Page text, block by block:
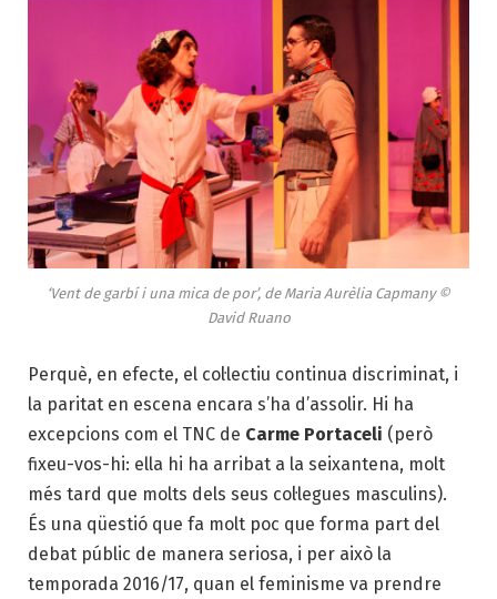
‘Vent de garbí i una mica de por’, de Maria Aurèlia Capmany ©
David Ruano
Perquè, en efecte, el col·lectiu continua discriminat, i
la paritat en escena encara s’ha d’assolir. Hi ha
excepcions com el TNC de Carme Portaceli (però
fixeu-vos-hi: ella hi ha arribat a la seixantena, molt
més tard que molts dels seus col·legues masculins).
És una qüestió que fa molt poc que forma part del
debat públic de manera seriosa, i per això la
temporada 2016/17, quan el feminisme va prendre